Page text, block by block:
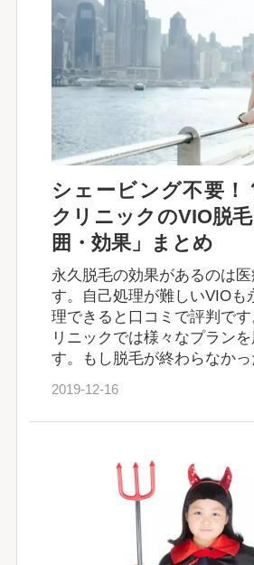
シェービング不要！
クリニックのVIO脱
囲・効果」まとめ
永久脱毛の効果があるのは
す。自己処理が難しいVIOも
理できると口コミで評判で
リニックでは様々なプラン
す。もし脱毛が終わらなか
2019-12-16